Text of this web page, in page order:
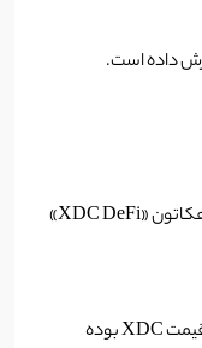
، باعث موفقیت XDC شده است. هکاتون‌های برگزار شده در سراسر جهان، مانند هکاتون «XDC DeFi»
جامعه جهانی گسترده شبکه XDC نیز نقش مهمی در ترویج پذیرش آن در مناطق مختلف از جمله ایالات متحده، استرالیا، آلمان، اروپا، ژاپن، امارات، آسیا و آفریقا ایفا کرده است که یکی از عوامل اصلی رشد شدی قیمت XDC بوده